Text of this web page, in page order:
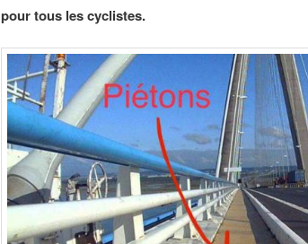
pour tous les cyclistes.